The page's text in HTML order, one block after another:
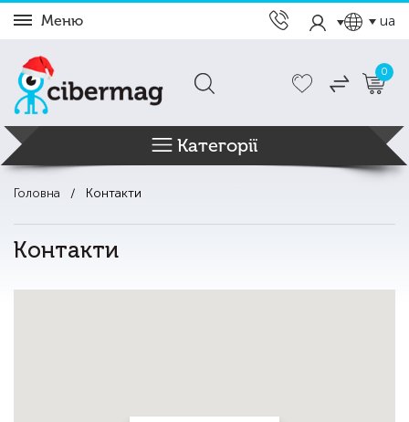
Меню ua
0
Категорії
Головна Контакти
Контакти